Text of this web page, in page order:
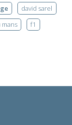
david sarel
f1